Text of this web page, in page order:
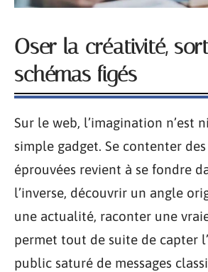
Oser la créativité,
schémas figés
Sur le web, l’imagination n’est
simple gadget. Se contenter
éprouvées revient à se fondre
l’inverse, découvrir un angle
une actualité, raconter une
permet tout de suite de capter
public saturé de messages